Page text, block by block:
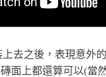
上去之後，表現意外
面上都還算可以(當